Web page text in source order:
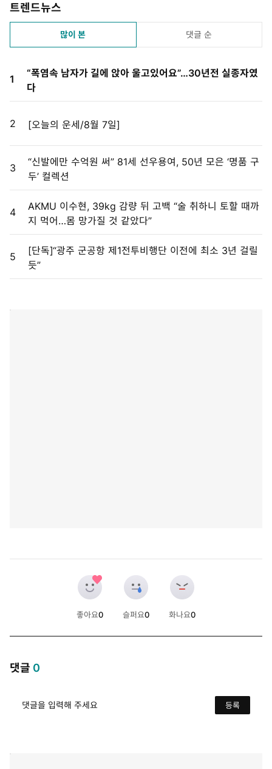
트렌드뉴스
많이 본 댓글 순
1
“폭염속 남자가 길에 앉아 울고있어요”…30년전 실종자였
다
2 [오늘의 운세/8월 7일]
3
“신발에만 수억원 써” 81세 선우용여, 50년 모은 ‘명품 구
두’ 컬렉션
4
AKMU 이수현, 39kg 감량 뒤 고백 “술 취하니 토할 때까
지 먹어…몸 망가질 것 같았다”
5
[단독]“광주 군공항 제1전투비행단 이전에 최소 3년 걸릴
듯”
좋아요0
슬퍼요0
화나요0
댓글 0
댓글을 입력해 주세요 등록